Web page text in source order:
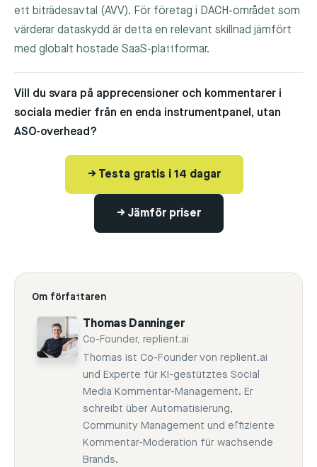
ett biträdesavtal (AVV). För företag i DACH-området som
värderar dataskydd är detta en relevant skillnad jämfört
med globalt hostade SaaS-plattformar.
Vill du svara på apprecensioner och kommentarer i
sociala medier från en enda instrumentpanel, utan
ASO-overhead?
→ Testa gratis i 14 dagar
→ Jämför priser
Om författaren
Thomas Danninger
Co-Founder, replient.ai
Thomas ist Co-Founder von replient.ai
und Experte für KI-gestütztes Social
Media Kommentar-Management. Er
schreibt über Automatisierung,
Community Management und effiziente
Kommentar-Moderation für wachsende
Brands.